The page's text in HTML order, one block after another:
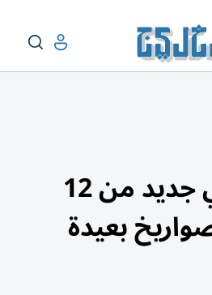
تحالف أوروبي جديد من 12
بعيدة